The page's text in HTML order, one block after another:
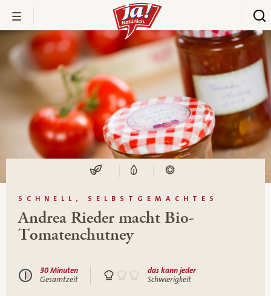
SCHNELL, SELBSTGEMACHTES
Andrea Rieder macht Bio-
Tomatenchutney
30 Minuten
Gesamtzeit
das kann jeder
Schwierigkeit